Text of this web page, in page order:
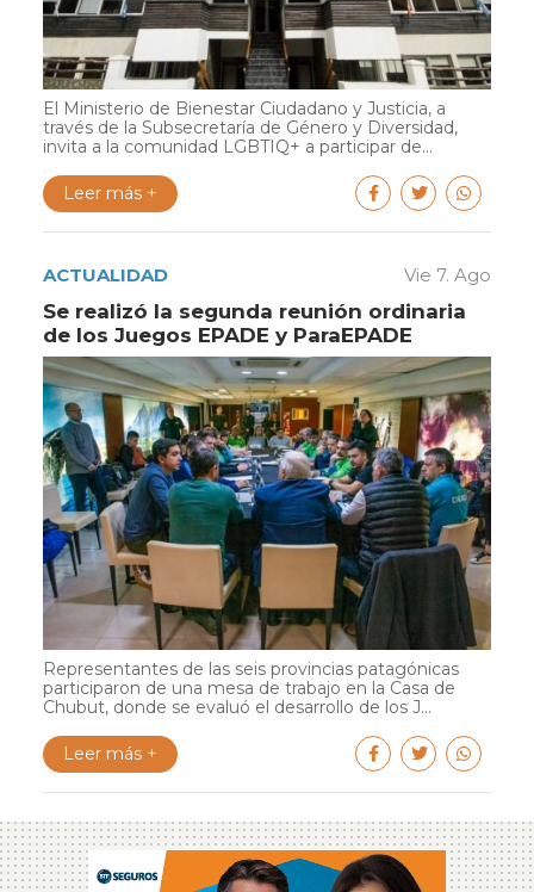
El Ministerio de Bienestar Ciudadano y Justicia, a
través de la Subsecretaría de Género y Diversidad,
invita a la comunidad LGBTIQ+ a participar de...
Leer más +
ACTUALIDAD Vie 7. Ago
Se realizó la segunda reunión ordinaria
de los Juegos EPADE y ParaEPADE
Representantes de las seis provincias patagónicas
participaron de una mesa de trabajo en la Casa de
Chubut, donde se evaluó el desarrollo de los J...
Leer más +